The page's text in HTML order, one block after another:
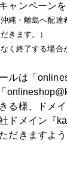
キャンペーンを
縄・離島へ配達
きます。）
く終了する場合
ルは「
る様、ドメ
ドメイン『
だきますよ